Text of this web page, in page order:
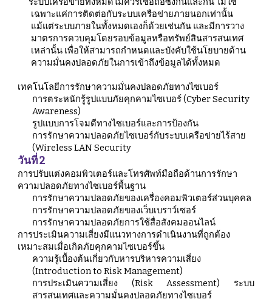
เฉพาะแค่การติดต่อกับระบบเครือข่ายภายนอกเท่านั้น
แม้แต่ระบบภายในทั้งหมดเองก็ด้วยเช่นกัน และมีการวาง
มาตรการควบคุมโดยรอบข้อมูลหรือทรัพย์สินสารสนเทศ
เหล่านั้น เพื่อให้สามารถกำหนดและบังคับใช้นโยบายด้าน
ความมั่นคงปลอดภัยในการเข้าถึงข้อมูลได้ทั้งหมด
เทคโนโลยีการรักษาความมั่นคงปลอดภัยทางไซเบอร์
การตระหนักรู้รูปแบบภัยคุกคามไซเบอร์ (Cyber Security
Awareness)
รูปแบบการโจมตีทางไซเบอร์และการป้องกัน
การรักษาความปลอดภัยไซเบอร์กับระบบเครือข่ายไร้สาย
(Wireless LAN Security
วันที่ 2
การปรับแต่งคอมพิวเตอร์และโทรศัพท์มือถือด้านการรักษา
ความปลอดภัยทางไซเบอร์พื้นฐาน
การรักษาความปลอดภัยของเครื่องคอมพิวเตอร์ส่วนบุคคล
การรักษาความปลอดภัยของเว็บเบราว์เซอร์
การรักษาความปลอดภัยการใช้สื่อสังคมออนไลน์
การประเมินความเสี่ยงมีแนวทางการดำเนินงานที่ถูกต้อง
เหมาะสมเมื่อเกิดภัยคุกคามไซเบอร์ขึ้น
ความรู้เบื้องต้นเกี่ยวกับหารบริหารความเสี่ยง
(Introduction to Risk Management)
การประเมินความเสี่ยง (Risk Assessment) ระบบ
สารสนเทศและความมั่นคงปลอดภัยทางไซเบอร์